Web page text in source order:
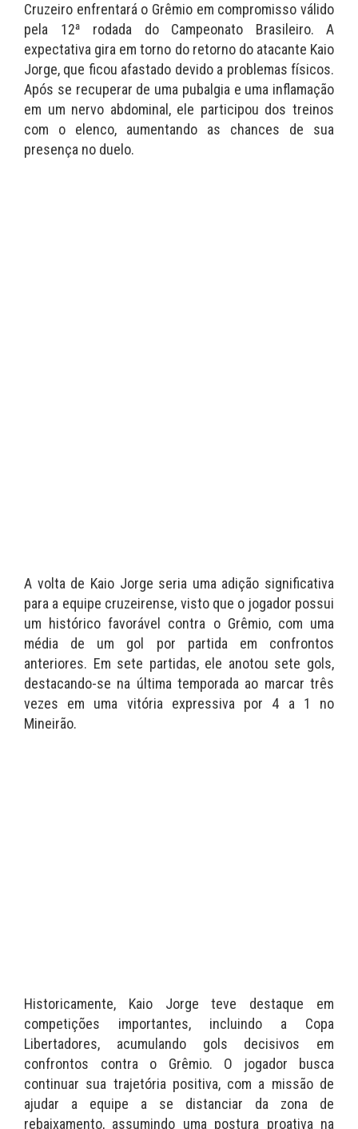
Cruzeiro enfrentará o Grêmio em compromisso válido
pela 12ª rodada do Campeonato Brasileiro. A
expectativa gira em torno do retorno do atacante Kaio
Jorge, que ficou afastado devido a problemas físicos.
Após se recuperar de uma pubalgia e uma inflamação
em um nervo abdominal, ele participou dos treinos
com o elenco, aumentando as chances de sua
presença no duelo.
A volta de Kaio Jorge seria uma adição significativa
para a equipe cruzeirense, visto que o jogador possui
um histórico favorável contra o Grêmio, com uma
média de um gol por partida em confrontos
anteriores. Em sete partidas, ele anotou sete gols,
destacando-se na última temporada ao marcar três
vezes em uma vitória expressiva por 4 a 1 no
Mineirão.
Historicamente, Kaio Jorge teve destaque em
competições importantes, incluindo a Copa
Libertadores, acumulando gols decisivos em
confrontos contra o Grêmio. O jogador busca
continuar sua trajetória positiva, com a missão de
ajudar a equipe a se distanciar da zona de
rebaixamento, assumindo uma postura proativa na